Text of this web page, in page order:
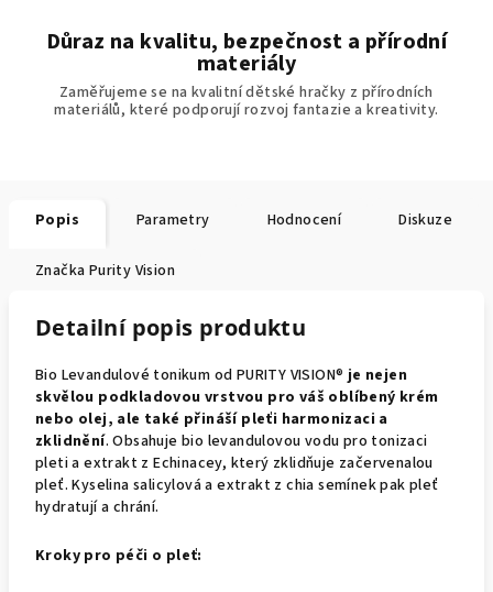
Důraz na kvalitu, bezpečnost a přírodní
materiály
Zaměřujeme se na kvalitní dětské hračky z přírodních
materiálů, které podporují rozvoj fantazie a kreativity.
Popis Parametry Hodnocení Diskuze
Značka Purity Vision
Detailní popis produktu
Bio Levandulové tonikum od PURITY VISION®je nejen
skvělou podkladovou vrstvou pro váš oblíbený krém
nebo olej, ale také přináší pleťi harmonizaci a
zklidnění. Obsahuje bio levandulovou vodu pro tonizaci
pleti a extrakt z Echinacey, který zklidňuje začervenalou
pleť. Kyselina salicylová a extrakt z chia semínek pak pleť
hydratují a chrání.
Kroky pro péči o pleť: